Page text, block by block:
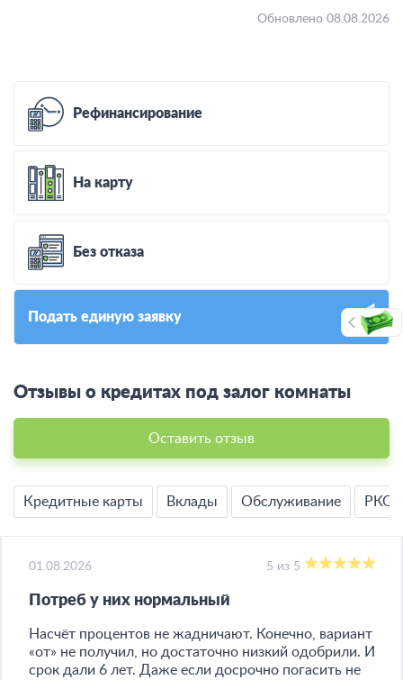
Обновлено 08.08.2026
Рефинансирование
На карту
Без отказа
Подать единую заявку
Отзывы о кредитах под залог комнаты
Оставить отзыв
Кредитные карты Вклады Обслуживание РКО
01.08.2026 5 из 5
Потреб у них нормальный
Насчёт процентов не жадничают. Конечно, вариант
«от» не получил, но достаточно низкий одобрили. И
срок дали 6 лет. Даже если досрочно погасить не